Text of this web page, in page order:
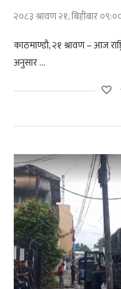
२०८३ श्रावण २१, बिहीबार
काठमाण्डौ, २१ श्रावण – आज
अनुसार …